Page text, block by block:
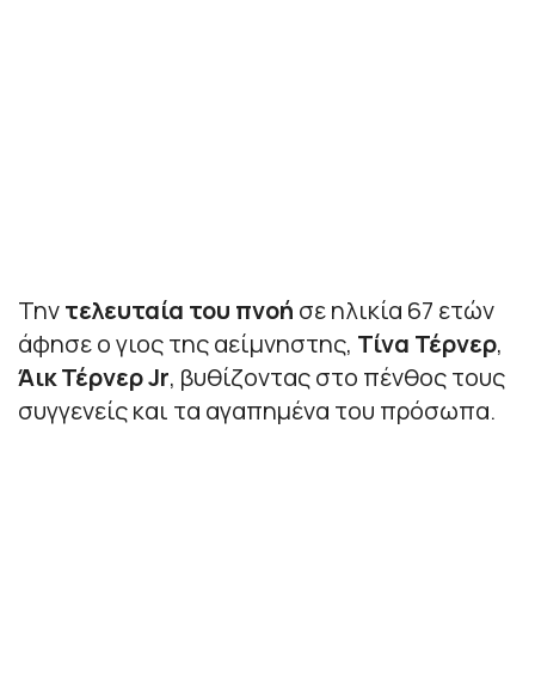
Τηντελευταία του πνοή σε ηλικία 67 ετών
άφησε ο γιος της αείμνηστης, Τίνα Τέρνερ,
Άικ Τέρνερ Jr, βυθίζοντας στο πένθος τους
συγγενείς και τα αγαπημένα του πρόσωπα.